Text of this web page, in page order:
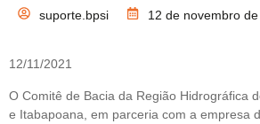
suporte.bpsi 12 de novembro de
12/11/2021
O Comitê de Bacia da Região Hidrográfica
e Itabapoana, em parceria com a empresa